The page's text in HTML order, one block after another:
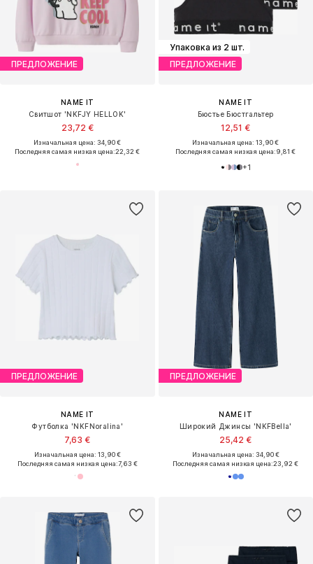
ПРЕДЛОЖЕНИЕ
NAME IT
Свитшот 'NKFJY HELLOK'
23,72 €
Изначальная цена: 34,90 €
Последняя самая низкая цена:22,32 €
Упаковка из 2 шт.
ПРЕДЛОЖЕНИЕ
NAME IT
Бюстье Бюстгальтер
12,51 €
Изначальная цена: 13,90 €
Последняя самая низкая цена:9,81 €
+1
ПРЕДЛОЖЕНИЕ
NAME IT
Футболка 'NKFNoralina'
7,63 €
Изначальная цена: 13,90 €
Последняя самая низкая цена:7,63 €
ПРЕДЛОЖЕНИЕ
NAME IT
Широкий Джинсы 'NKFBella'
25,42 €
Изначальная цена: 34,90 €
Последняя самая низкая цена:23,92 €